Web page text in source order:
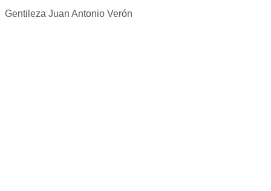
Gentileza Juan Antonio Verón